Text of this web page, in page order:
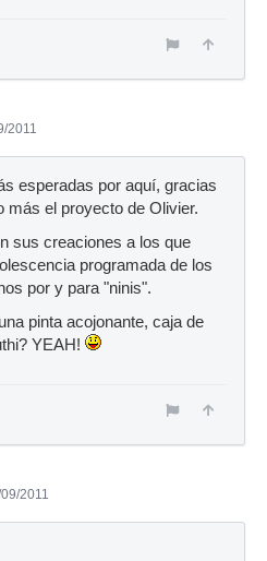
2011
esperadas por aquí, gracias
más el proyecto de Olivier.
sus creaciones a los que
programada de los
por y para "ninis".
pinta acojonante, caja de
YEAH!
2011